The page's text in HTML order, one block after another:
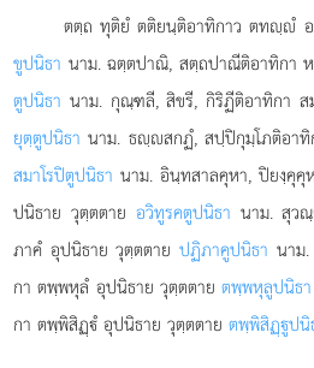
ตตฺถ ทุติยํ ตติยนฺติอาทิกาว ตทฺํ อ
ขูปนิธา นาม. ฉตฺตปาณิ, สตฺถปาณีติอาทิกา
ตูปนิธา นาม. กุณฺฑลี, สิขรี, กิริฏีติอาทิกา
ยุตฺตูปนิธา นาม. ธฺสกฏํ, สปฺปิกุมฺโภติอาทิ
สมาโรปิตูปนิธา นาม. อินฺทสาลคุหา, ปิยงฺคุคุ
ปนิธาย วุตฺตตาย อวิทูรคตูปนิธา นาม. สุว
ภาคํ อุปนิธาย วุตฺตตาย ปฏิภาคูปนิธา นาม
กา ตพฺพหุลํ อุปนิธาย วุตฺตตายตพฺพหุลูปนิธา
กา ตพฺพิสิฏฺํ อุปนิธาย วุตฺตตายตพฺพิสิฏฺูปนิ